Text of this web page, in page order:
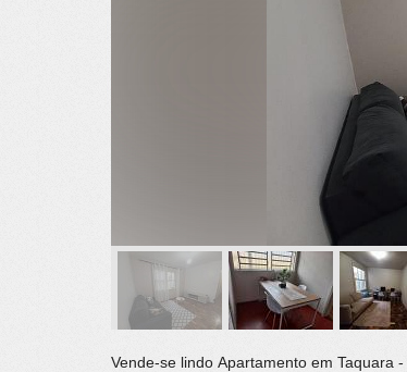
Vende-se lindo Apartamento em Taquara